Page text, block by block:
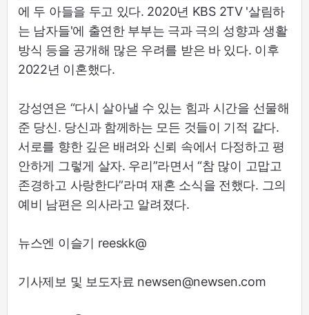
에 두 아들을 두고 있다. 2020년 KBS 2TV '살림하
는 남자들'에 출연한 부부는 극과 극의 성향과 생활
방식 등을 공개해 많은 우려를 받은 바 있다. 이후
2022년 이혼했다.
강성연은 “다시 살아낼 수 있는 힘과 시간을 선물해
준 당신. 당신과 함께하는 모든 것들이 기적 같다.
서로를 향한 깊은 배려와 신뢰 속에서 다정하고 평
안하게 그렇게 살자. 우리”라면서 “참 많이 고맙고
존경하고 사랑한다”라며 재혼 소식을 전했다. 그의
예비 남편은 의사라고 알려졌다.
뉴스엔 이슬기 reeskk@
기사제보 및 보도자료 newsen@newsen.com